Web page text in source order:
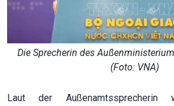
Die Sprecherin des
(Foto: VNA)
Laut der